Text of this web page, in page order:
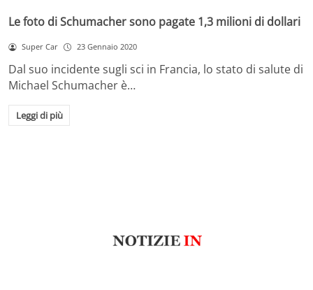
Le foto di Schumacher sono pagate 1,3 milioni di dollari
Super Car 23 Gennaio 2020
Dal suo incidente sugli sci in Francia, lo stato di salute di
Michael Schumacher è…
Leggi di più